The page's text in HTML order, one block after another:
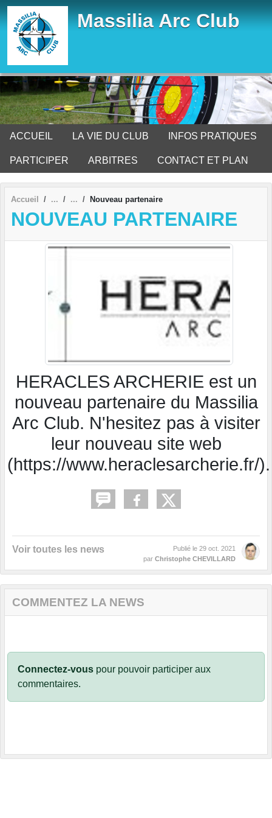
Massilia Arc Club
ACCUEIL LA VIE DU CLUB INFOS PRATIQUES
PARTICIPER ARBITRES CONTACT ET PLAN
Accueil Nouveau partenaire
NOUVEAU PARTENAIRE
HERACLES ARCHERIE est un
nouveau partenaire du Massilia
Arc Club. N'hesitez pas à visiter
leur nouveau site web
(https://www.heraclesarcherie.fr/).
Voir toutes les news Publié le 29 oct. 2021
par Christophe CHEVILLARD
COMMENTEZ LA NEWS
Connectez-vous pour pouvoir participer aux
commentaires.
Panneau de gestion des cookies